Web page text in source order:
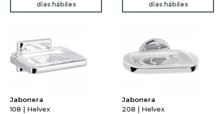
días hábiles
días hábiles
Jabonera
108 | Helvex
Jabonera
208 | Helvex